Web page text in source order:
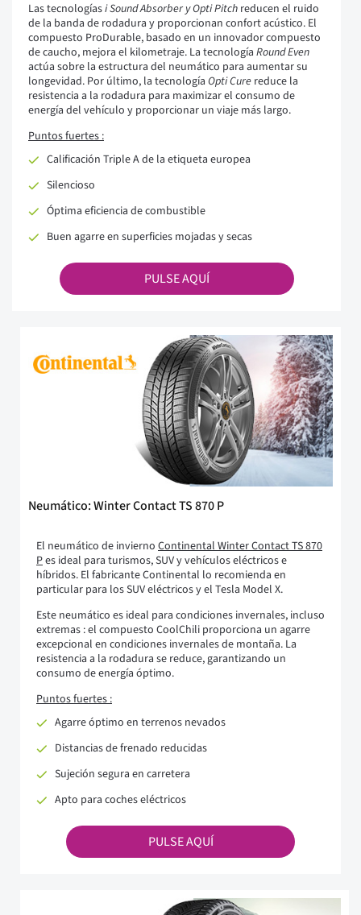
Las tecnologíasi Sound Absorber y Opti Pitch reducen el ruido
de la banda de rodadura y proporcionan confort acústico. El
compuesto ProDurable, basado en un innovador compuesto
de caucho, mejora el kilometraje. La tecnología Round Even
actúa sobre la estructura del neumático para aumentar su
longevidad. Por último, la tecnología Opti Cure reduce la
resistencia a la rodadura para maximizar el consumo de
energía del vehículo y proporcionar un viaje más largo.
Puntos fuertes :
Calificación Triple A de la etiqueta europea
Silencioso
Óptima eficiencia de combustible
Buen agarre en superficies mojadas y secas
PULSE AQUÍ
Neumático: Winter Contact TS 870 P
El neumático de invierno Continental Winter Contact TS 870
Pes ideal para turismos, SUV y vehículos eléctricos e
híbridos. El fabricante Continental lo recomienda en
particular para los SUV eléctricos y el Tesla Model X.
Este neumático es ideal para condiciones invernales, incluso
extremas : el compuesto CoolChili proporciona un agarre
excepcional en condiciones invernales de montaña. La
resistencia a la rodadura se reduce, garantizando un
consumo de energía óptimo.
Puntos fuertes :
Agarre óptimo en terrenos nevados
Distancias de frenado reducidas
Sujeción segura en carretera
Apto para coches eléctricos
PULSE AQUÍ